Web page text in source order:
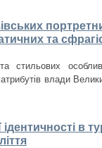
та
стильових
влади
ідентичності в